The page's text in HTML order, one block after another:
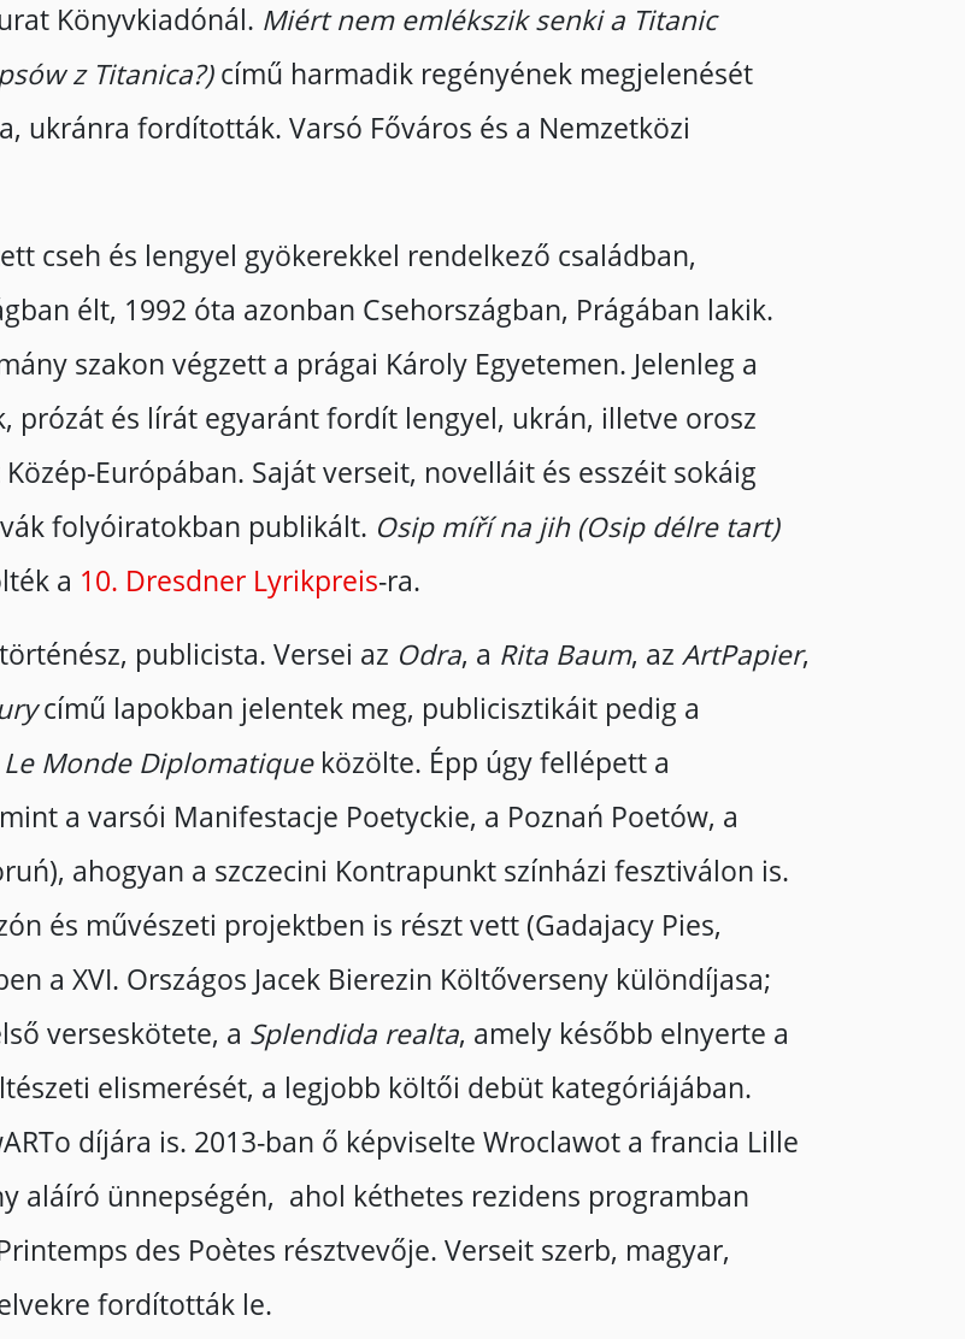
Könyvkiadónál. Miért nem emlékszik senki a Titanic
z Titanica?)című harmadik regényének megjelenését
ukránra fordították. Varsó Főváros és a Nemzetközi
cseh és lengyel gyökerekkel rendelkező családban,
élt, 1992 óta azonban Csehországban, Prágában lakik.
szakon végzett a prágai Károly Egyetemen. Jelenleg a
prózát és lírát egyaránt fordít lengyel, ukrán, illetve orosz
Európában. Saját verseit, novelláit és esszéit sokáig
folyóiratokban publikált. Osip míří na jih (Osip délre tart)
a 10. Dresdner Lyrikpreis-ra.
publicista. Versei az Odra, a Rita Baum, az ArtPapier,
című lapokban jelentek meg, publicisztikáit pedig a
Le Monde Diplomatiqueközölte. Épp úgy fellépett a
a varsói Manifestacje Poetyckie, a Poznań Poetów, a
ahogyan a szczecini Kontrapunkt színházi fesztiválon is.
és művészeti projektben is részt vett (Gadajacy Pies,
a XVI. Országos Jacek Bierezin Költőverseny különdíjasa;
verseskötete, a Splendida realta, amely később elnyerte a
elismerését, a legjobb költői debüt kategóriájában.
díjára is. 2013-ban ő képviselte Wroclawot a francia Lille
aláíró ünnepségén, ahol kéthetes rezidens programban
des Poètes résztvevője. Verseit szerb, magyar,
fordították le.